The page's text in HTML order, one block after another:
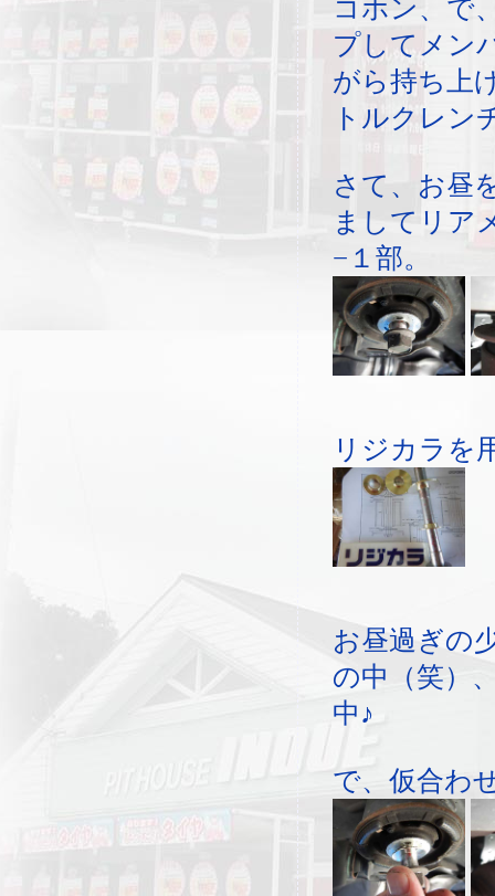
コホン、で
プしてメン
がら持ち上
トルクレン
さて、お昼
ましてリア
−１部。
リジカラ
お昼過ぎの
の中（笑）
中♪
で、仮合わ